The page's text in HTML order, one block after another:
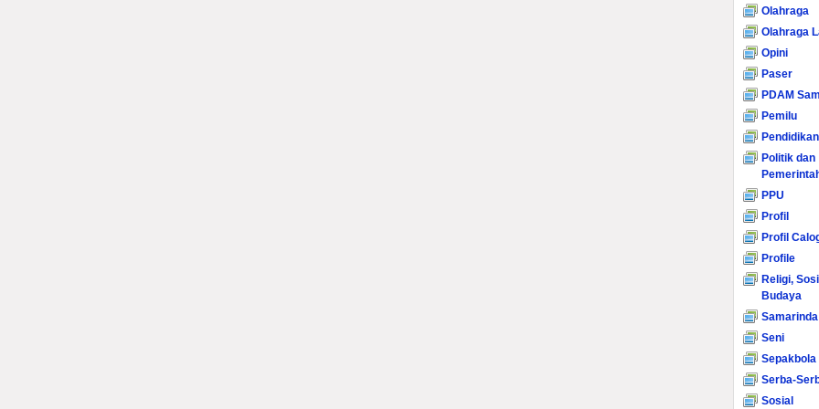
Olahraga
Olahraga
Opini
Paser
PDAM
Pemilu
Pendidikan
Politik dan
PPU
Profil
Profil
Profile
Religi,
Budaya
Samarinda
Seni
Sepakbola
Serba-
Sosial